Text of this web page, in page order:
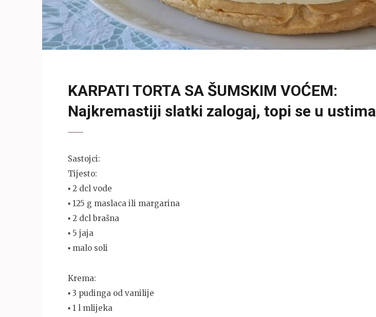
KARPATI TORTA SA ŠUMSKIM VOĆEM:
Najkremastiji slatki zalogaj, topi se u ustima
Sastojci:
Tijesto:
▪ 2 dcl vode
▪ 125 g maslaca ili margarina
▪ 2 dcl brašna
▪ 5 jaja
▪ malo soli
Krema:
▪ 3 pudinga od vanilije
▪ 1 l mlijeka